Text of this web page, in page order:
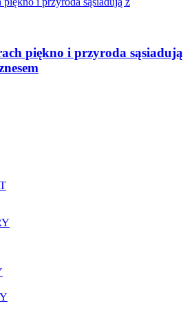
piękno i przyroda sąsiadują